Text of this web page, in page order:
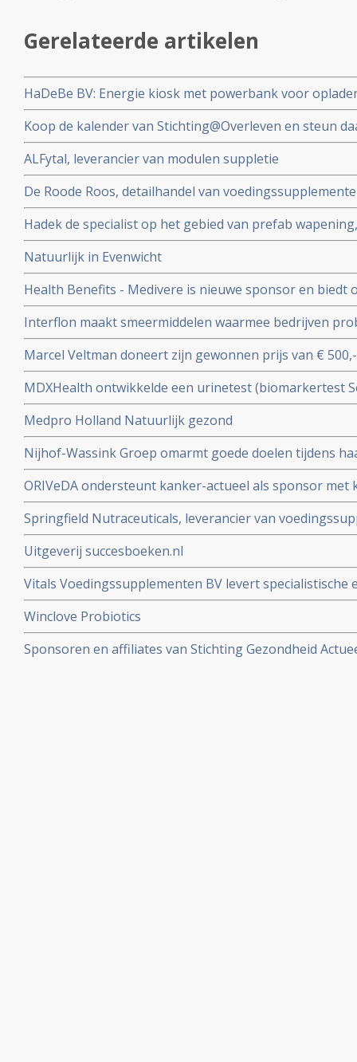
Gerelateerde artikelen
HaDeBe BV: Energie kiosk met powerbank voor
geven van presentaties bv tegen kleine vergoeding is
Koop de kalender van Stichting@Overleven en steun
beurt al heel veel mensen en gezinnen hebben
ALFytal, leverancier van modulen suppletie
De Roode Roos, detailhandel van
producenten
Hadek de specialist op het gebied van prefab
funderingsherstel, utiliteits- en woningbouw, weg- en
compleet betonwerk.
Natuurlijk in Evenwicht
Health Benefits - Medivere is nieuwe sponsor en biedt
testen tegen betaalbare prijzen
Interflon maakt smeermiddelen waarmee bedrijven
besparen
Marcel Veltman doneert zijn gewonnen prijs van €
actueel.
MDXHealth ontwikkelde een urinetest (biomarkertest
verhoogde PSA gerelateerd is aan prostaatkanker en
prostaatkanker blijkt te zijn
Medpro Holland Natuurlijk gezond
Nijhof-Wassink Groep omarmt goede doelen tijdens
bedrag op voor kanker-actueel
ORIVeDA ondersteunt kanker-actueel als sponsor
medicinale paddenstoelen voor onze donateurs
Springfield Nutraceuticals, leverancier van
Uitgeverij succesboeken.nl
Vitals Voedingssupplementen BV levert specialistische
voedingssupplementen
Winclove Probiotics
Sponsoren en affiliates van Stichting Gezondheid